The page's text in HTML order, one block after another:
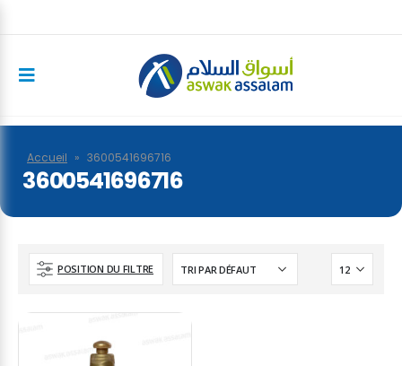
Accueil » 3600541696716
3600541696716
POSITION DU FILTRE